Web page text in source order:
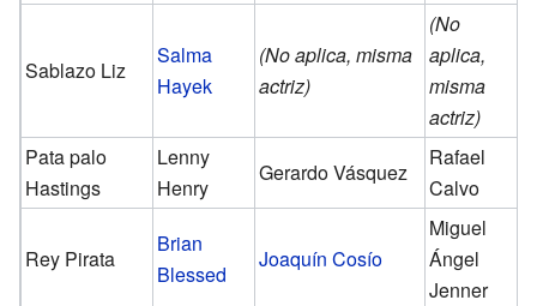
Sablazo Liz
Salma
Hayek
(No aplica, misma
actriz)
(No
aplica,
misma
actriz)
Pata palo
Hastings
Lenny
Henry
Gerardo Vásquez
Rafael
Calvo
Rey Pirata
Brian
Blessed
Joaquín Cosío
Miguel
Ángel
Jenner